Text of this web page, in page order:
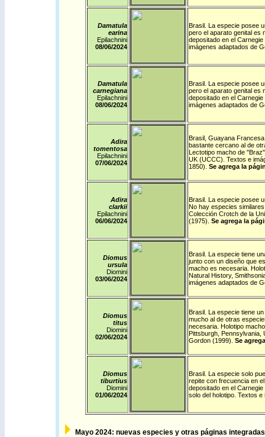
Damatula
earina
Epilachnini
08/06/2024
Brasil. La especie posee
pero el aparato genital es
depositado en el
imágenes adaptados de
Damatula
carnegiana
Epilachnini
08/06/2024
Brasil. La especie posee
pero el aparato genital es
depositado en el
imágenes adaptados de
Adira
tomentosa
Epilachnini
07/06/2024
Brasil, Guayana Francesa
bastante cercano al de
Lectotipo macho de
UK (UCCC). Textos e
1850). Se agrega la
Adira
clarkii
Epilachnini
06/06/2024
Brasil. La especie posee
No hay especies
Colección Crotch de la
(1975). Se agrega la
Diomus
ursula
Diomini
03/06/2024
Brasil. La especie tiene
junto con un diseño que
macho es necesaria.
Natural History,
imágenes adaptados de
Diomus
titus
Diomini
02/06/2024
Brasil. La especie tiene
mucho al de otras
necesaria. Holotipo
Pittsburgh, Pennsylvania,
Gordon (1999). Se
Diomus
tiburtius
Diomini
01/06/2024
Brasil. La especie solo
repite con frecuencia en
depositado en el
solo del holotipo. Textos
Mayo 2024: nuevas especies y otras páginas